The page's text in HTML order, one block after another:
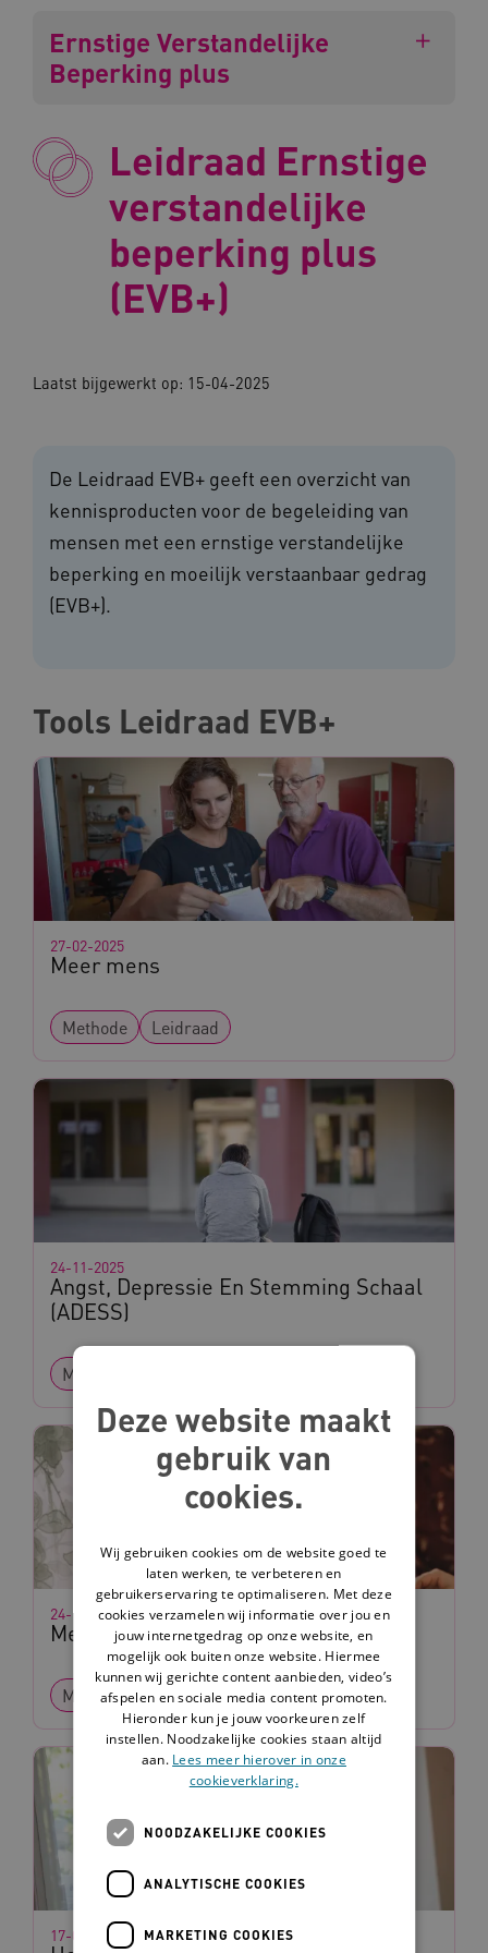
Ernstige Verstandelijke
Beperking plus
Leidraad Ernstige
verstandelijke
beperking plus
(EVB+)
Laatst bijgewerkt op: 15-04-2025
De Leidraad EVB+ geeft een overzicht van
kennisproducten voor de begeleiding van
mensen met een ernstige verstandelijke
beperking en moeilijk verstaanbaar gedrag
(EVB+).
Tools Leidraad EVB+
Meer mens
27-02-2025
Methode Leidraad
Angst, Depressie En Stemming Schaal
(ADESS)
24-11-2025
Meetinstrument
Methode Urlings
24-11-2023
Methode Leidraad
17-01-2025
Deze website maakt
gebruik van
cookies.
Wij gebruiken cookies om de website goed te
laten werken, te verbeteren en
gebruikerservaring te optimaliseren. Met deze
cookies verzamelen wij informatie over jou en
jouw internetgedrag op onze website, en
mogelijk ook buiten onze website. Hiermee
kunnen wij gerichte content aanbieden, video’s
afspelen en sociale media content promoten.
Hieronder kun je jouw voorkeuren zelf
instellen. Noodzakelijke cookies staan altijd
aan. Lees meer hierover in onze
cookieverklaring.
NOODZAKELIJKE COOKIES
ANALYTISCHE COOKIES
MARKETING COOKIES